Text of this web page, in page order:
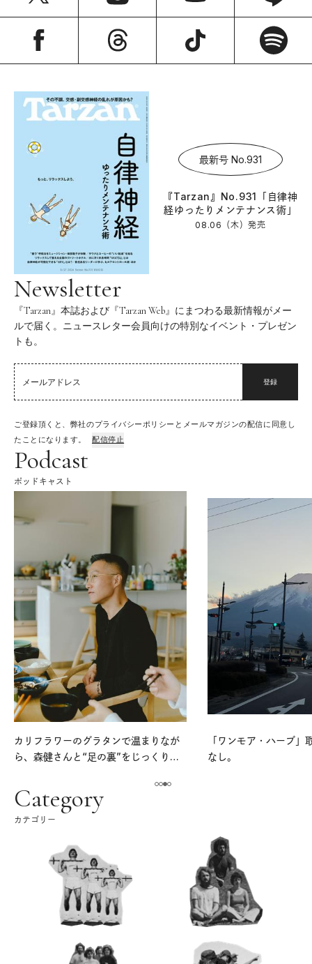
最新号 No.931
『Tarzan』No.931「自律神
経ゆったりメンテナンス術」
08.06（木）発売
Newsletter
『Tarzan』本誌および『Tarzan Web』にまつわる最新情報がメー
ルで届く。ニュースレター会員向けの特別なイベント・プレゼン
トも。
登録
ご登録頂くと、弊社のプライバシーポリシーとメールマガジンの配信に同意し
たことになります。
配信停止
Podcast
ポッドキャスト
カリフラワーのグラタンで温まりなが
ら、森健さんと“足の裏”をじっくり考
ク
「ワンモア・ハーブ」
なし。
Category
カテゴリー